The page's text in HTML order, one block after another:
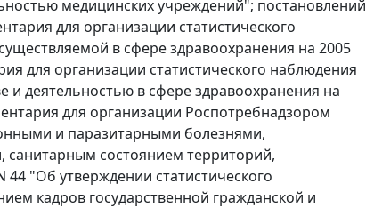
медицинских учреждений"; постановлений
для организации статистического
в сфере здравоохранения на 2005
для организации статистического наблюдения
и деятельностью в сфере здравоохранения на
для организации Роспотребнадзором
и паразитарными болезнями,
состоянием территорий,
"Об утверждении статистического
кадров государственной гражданской и